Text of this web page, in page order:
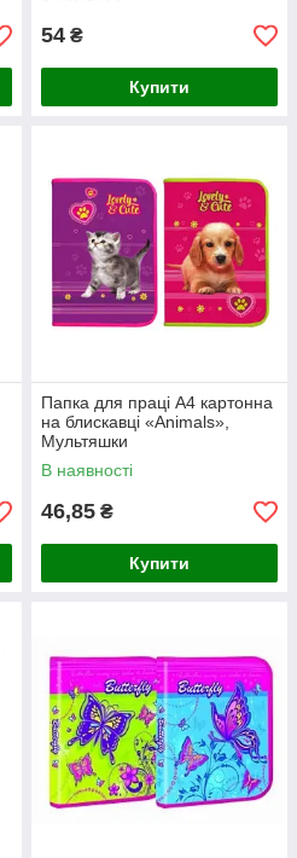
54 ₴
Купити
Папка для праці А4 картонна
на блискавці «Animals»,
Мультяшки
В наявності
46,85 ₴
Купити